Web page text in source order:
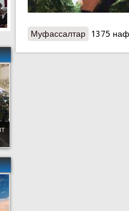
Муфассалтар о
1375